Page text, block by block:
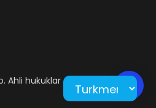
Ahli hukuklar goralan.